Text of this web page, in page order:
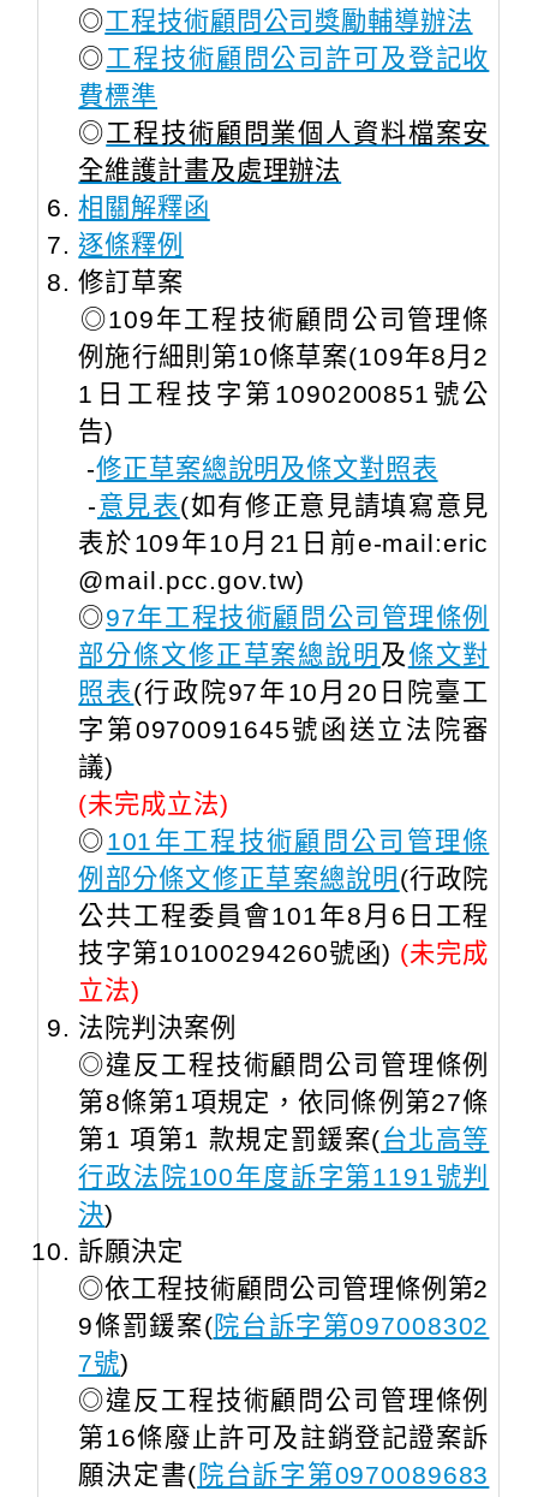
◎工程技術顧問公司獎勵輔導辦法
◎工程技術顧問公司許可及登記收
費標準
◎工程技術顧問業個人資料檔案安
全維護計畫及處理辦法
相關解釋函
逐條釋例
修訂草案
​◎109年工程技術顧問公司管理條
例施行細則第10條草案(109年8月2
1日工程技字第1090200851號公
告)
​​ -修正草案總說明及條文對照表
-意見表(如有修正意見請填寫意見
表於109年10月21日前e-mail:eric
@mail.pcc.gov.tw)
◎97年工程技術顧問公司管理條例
部分條文修正草案總說明 及條文對
照表(行政院97年10月20日院臺工
字第0970091645號函送立法院審
議)
(未完成立法)
◎101年工程技術顧問公司管理條
例部分條文修正草案總說明 (行政院
公共工程委員會101年8月6日工程
技字第10100294260號函) (未完成
立法)
法院判決案例
◎違反工程技術顧問公司管理條例
第8條第1項規定，依同條例第27條
第1 項第1 款規定罰鍰案(台北高等
行政法院100年度訴字第1191號判
決)
訴願決定
◎依工程技術顧問公司管理條例第2
9條罰鍰案( 院台訴字第097008302
7號)
◎違反工程技術顧問公司管理條例
第16條廢止許可及註銷登記證案訴
願決定書( 院台訴字第0970089683